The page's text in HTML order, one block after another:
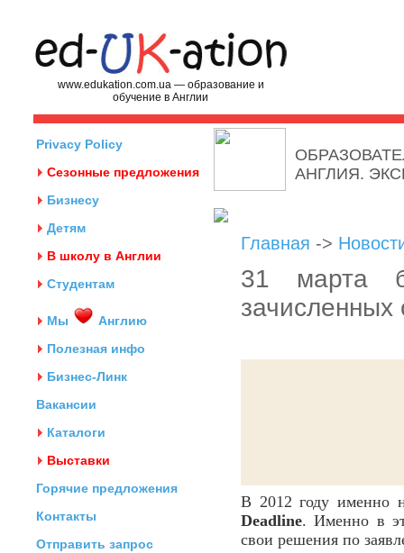
www.edukation.com.ua — образование и
обучение в Англии
Privacy Policy
Сезонные предложения
Бизнесу
Детям
В школу в Англии
Студентам
Мы
Англию
Полезная инфо
Бизнес-Линк
Вакансии
Каталоги
Выставки
Горячие предложения
Контакты
Отправить запрос
АНГЛИЯ.
Главная ->
31 марта
зачисленных
В 2012 году именно
Deadline. Именно в
свои решения по